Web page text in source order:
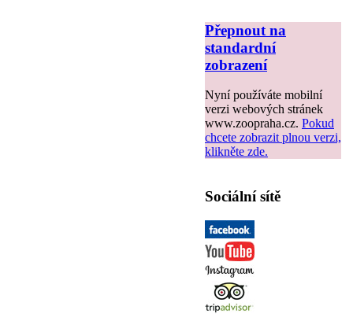
Přepnout na
standardní
zobrazení
Nyní používáte mobilní
verzi webových stránek
www.zoopraha.cz. Pokud
chcete zobrazit plnou verzi,
klikněte zde.
Sociální sítě